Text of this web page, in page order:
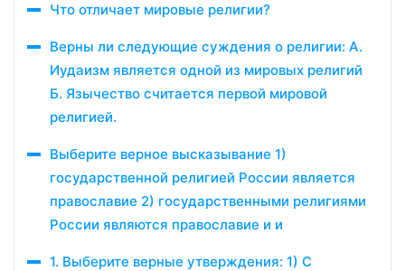
Что отличает мировые религии?
Верны ли следующие суждения о религии: А.
Иудаизм является одной из мировых религий
Б. Язычество считается первой мировой
религией.
Выберите верное высказывание 1)
государственной религией России является
православие 2) государственными религиями
России являются право­славие и и
1. Выберите верные утверждения: 1) С